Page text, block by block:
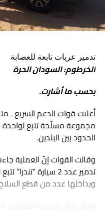
تدمير عربات تابعة للعصابة
الخرطوم: السودان الحرة
بحسب ما أشارت.
أعلنت قوات الدعم السريع ـ
مجموعة مسلّحة تتبع
الحدود بين البلدين.
وقالت القوات إنّ العملية
تدمير عدد 2 سيارة
وبداخلها عدد من قطع